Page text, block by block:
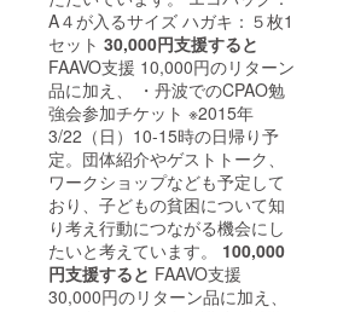
A４が入るサイズ ハガキ：５枚1
セット 30,000円支援すると
FAAVO支援 10,000円のリターン
品に加え、 ・丹波でのCPAO勉
強会参加チケット ※2015年
3/22（日）10-15時の日帰り予
定。団体紹介やゲストトーク、
ワークショップなども予定して
おり、子どもの貧困について知
り考え行動につながる機会にし
たいと考えています。 100,000
円支援すると FAAVO支援
30,000円のリターン品に加え、